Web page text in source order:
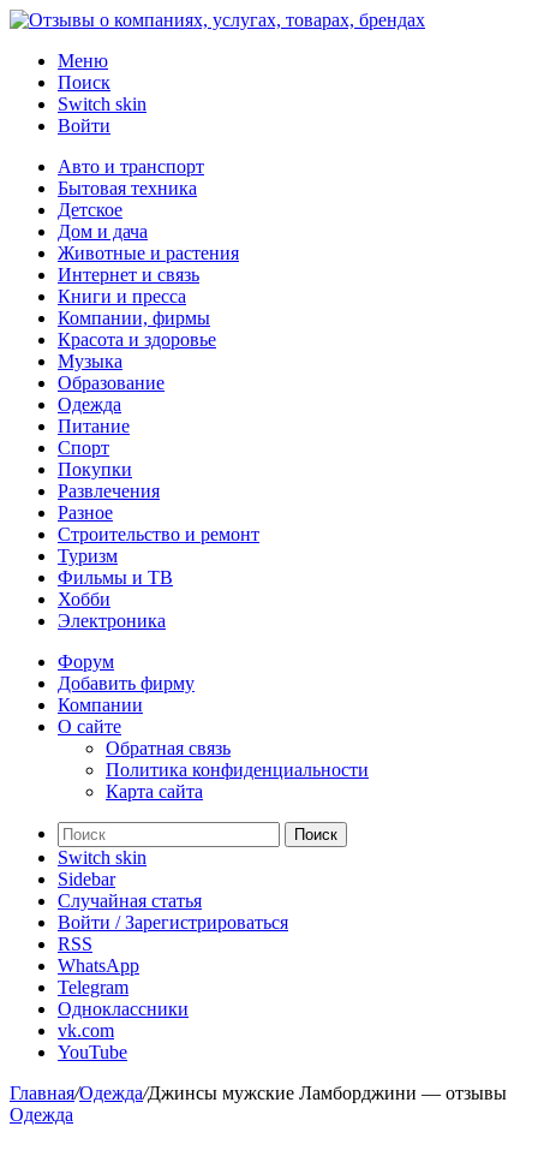
Меню
Поиск
Switch skin
Войти
Авто и транспорт
Бытовая техника
Детское
Дом и дача
Животные и растения
Интернет и связь
Книги и пресса
Компании, фирмы
Красота и здоровье
Музыка
Образование
Одежда
Питание
Спорт
Покупки
Развлечения
Разное
Строительство и ремонт
Туризм
Фильмы и ТВ
Хобби
Электроника
Форум
Добавить фирму
Компании
О сайте
Обратная связь
Политика конфиденциальности
Карта сайта
Поиск
Switch skin
Sidebar
Случайная статья
Войти / Зарегистрироваться
RSS
WhatsApp
Telegram
Одноклассники
vk.com
YouTube
Главная/Одежда/Джинсы мужские Ламборджини — отзывы
Одежда